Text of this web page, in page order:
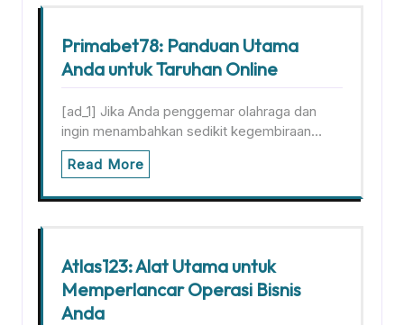
Primabet78: Panduan Utama
Anda untuk Taruhan Online
[ad_1] Jika Anda penggemar olahraga dan
ingin menambahkan sedikit kegembiraan…
Read More
Atlas123: Alat Utama untuk
Memperlancar Operasi Bisnis
Anda